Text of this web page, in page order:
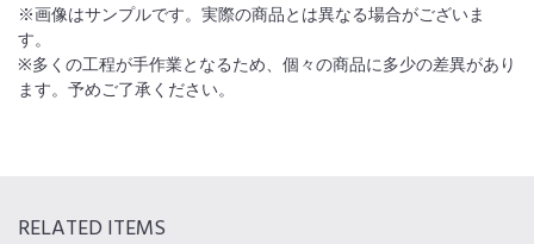
※画像はサンプルです。実際の商品とは異なる場合がございま
す。
※多くの工程が手作業となるため、個々の商品に多少の差異があり
ます。予めご了承ください。
RELATED ITEMS